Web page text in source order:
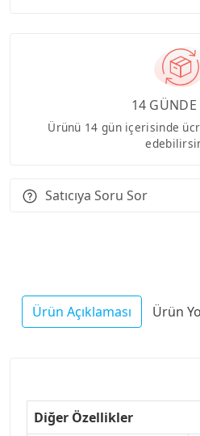
14 GÜNDE
Ürünü 14 gün içerisinde
Satıcıya Soru Sor
Ürün Açıklaması Ürün
Diğer Özellikler